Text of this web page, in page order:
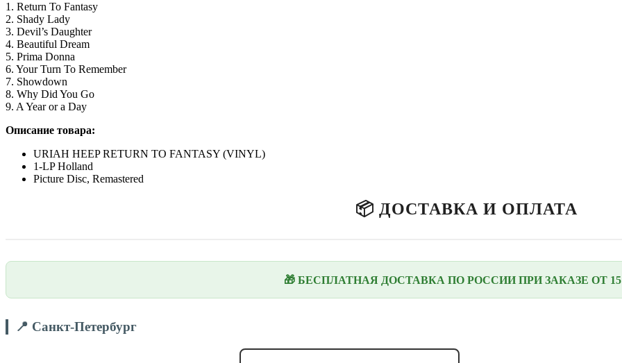
1. Return To Fantasy
2. Shady Lady
3. Devil’s Daughter
4. Beautiful Dream
5. Prima Donna
6. Your Turn To Remember
7. Showdown
8. Why Did You Go
9. A Year or a Day
Описание товара:
URIAH HEEP RETURN TO FANTASY (VINYL)
1-LP Holland
Picture Disc, Remastered
📦 ДОСТАВКА И ОПЛАТА
🎁 БЕСПЛАТНАЯ ДОСТАВКА ПО РОССИИ ПРИ ЗАКАЗЕ ОТ 15
📍 Санкт-Петербург